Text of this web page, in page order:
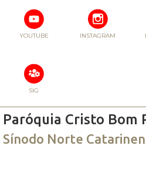
YOUTUBE INSTAGRAM
SIG
Paróquia Cristo Bom
Sínodo Norte